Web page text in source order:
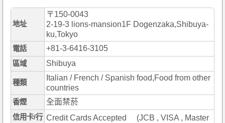
地址
〒150-0043
2-19-3 lions-mansion1F Dogenzaka,Shibuya-
ku,Tokyo
電話 +81-3-6416-3105
區域 Shibuya
種類
Italian / French / Spanish food,Food from other
countries
香煙 全面禁菸
信用卡/行 Credit Cards Accepted (JCB , VISA , Master